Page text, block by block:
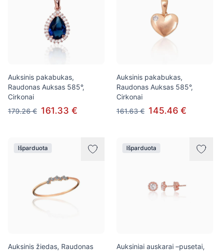
Auksinis pakabukas,
Raudonas Auksas 585°,
Cirkonai
179.26 € 161.33 €
Auksinis pakabukas,
Raudonas Auksas 585°,
Cirkonai
161.63 € 145.46 €
Išparduota
Auksinis žiedas, Raudonas
Išparduota
Auksiniai auskarai –pusetai,